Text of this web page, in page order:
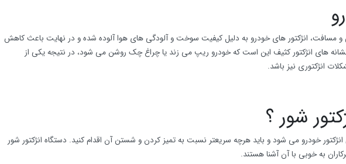
و مسافت، انژکتور های خودرو به دلیل کیفیت سوخت و آلودگی های هوا آلوده شده و در نهایت باعث کاهش
های انژکتور کثیف این است که خودرو ریپ می زند یا چراغ چک روشن می شود، در نتیجه یکی از
انژکتوری نیز باشد.
شور ؟
خودرو می شود و باید هرچه سریعتر نسبت به تمیز کردن و شستن آن اقدام کنید. دستگاه انژکتور شور
به خوبی با آن آشنا هستند.